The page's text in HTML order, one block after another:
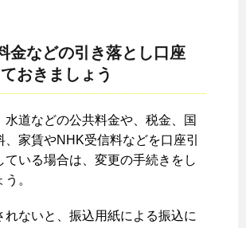
金などの引き落とし口座
おきましょう
水道などの公共料金や、税金、国
、家賃やNHK受信料などを口座引
ている場合は、変更の手続きをし
。
れないと、振込用紙による振込に